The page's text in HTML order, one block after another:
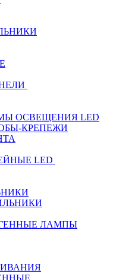
ОСВЕЩЕНИЯ LED
КРЕПЕЖИ
LED
ЛАМПЫ